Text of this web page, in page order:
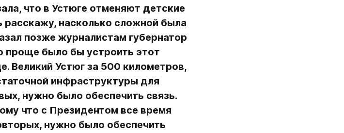
что в Устюге отменяют детские
насколько сложной была
позже журналистам губернатор
проще было бы устроить этот
Великий Устюг за 500 километров,
инфраструктуры для
нужно было обеспечить связь.
что с Президентом все время
нужно было обеспечить